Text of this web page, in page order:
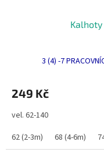
3 (4) -7
249 Kč
vel. 62-140
62 (2-3m)
68 (4-6m)